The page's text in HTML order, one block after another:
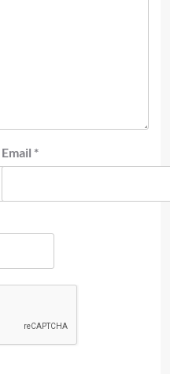
Email *